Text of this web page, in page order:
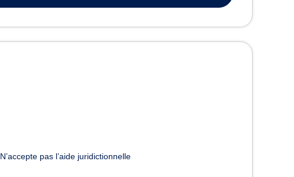
N’accepte pas l’aide juridictionnelle